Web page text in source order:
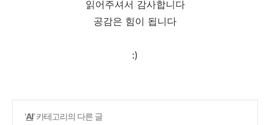
읽어주셔서 감사합니다
공감은 힘이 됩니다
:)
'AI' 카테고리의 다른 글